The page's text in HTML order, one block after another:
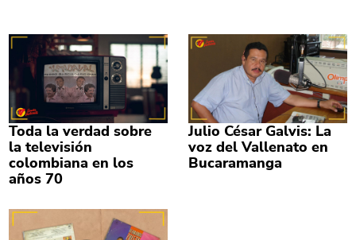
Toda la verdad sobre
la televisión
colombiana en los
años 70
Julio César Galvis: La
voz del Vallenato en
Bucaramanga